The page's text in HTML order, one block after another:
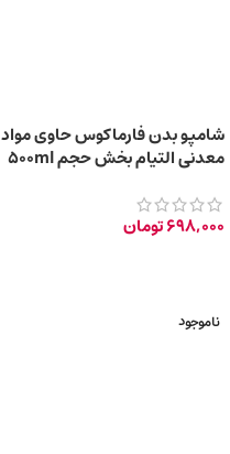
شامپو بدن فارماکوس حاوی مواد
معدنی التیام بخش حجم 500ml
698,000تومان
ناموجود